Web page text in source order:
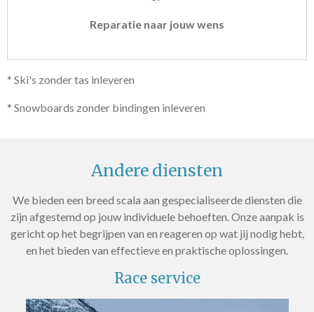
Reparatie naar jouw wens
* Ski's zonder tas inleveren
* Snowboards zonder bindingen inleveren
Andere diensten
We bieden een breed scala aan gespecialiseerde diensten die
zijn afgestemd op jouw individuele behoeften. Onze aanpak is
gericht op het begrijpen van en reageren op wat jij nodig hebt,
en het bieden van effectieve en praktische oplossingen.
Race service